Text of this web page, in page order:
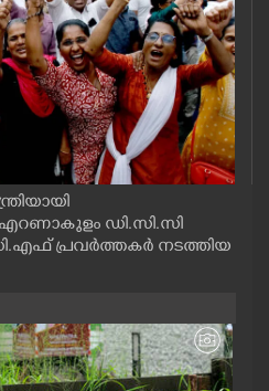
ഡി.സി.സി
പ്രവർത്തകർ നടത്തിയ